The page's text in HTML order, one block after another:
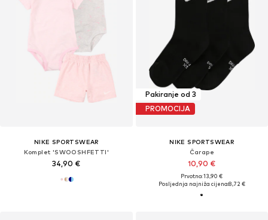
NIKE SPORTSWEAR
Komplet 'SWOOSHFETTI'
34,90 €
Pakiranje od 3
PROMOCIJA
NIKE SPORTSWEAR
Čarape
10,90 €
Prvotno: 13,90 €
Posljednja najniža cijena:8,72 €